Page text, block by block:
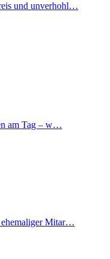
und unverhohl…
am Tag – w…
ehemaliger Mitar…